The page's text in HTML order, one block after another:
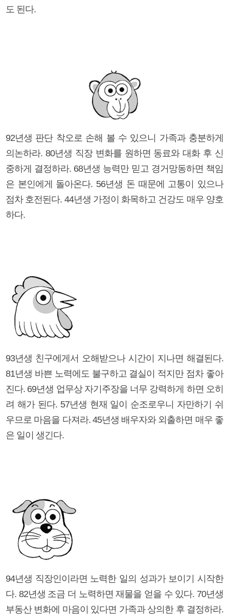
도 된다.
92년생 판단 착오로 손해 볼 수 있으니 가족과 충분하게
의논하라. 80년생 직장 변화를 원하면 동료와 대화 후 신
중하게 결정하라. 68년생 능력만 믿고 경거망동하면 책임
은 본인에게 돌아온다. 56년생 돈 때문에 고통이 있으나
점차 호전된다. 44년생 가정이 화목하고 건강도 매우 양호
하다.
93년생 친구에게서 오해받으나 시간이 지나면 해결된다.
81년생 바쁜 노력에도 불구하고 결실이 적지만 점차 좋아
진다. 69년생 업무상 자기주장을 너무 강력하게 하면 오히
려 해가 된다. 57년생 현재 일이 순조로우니 자만하기 쉬
우므로 마음을 다져라. 45년생 배우자와 외출하면 매우 좋
은 일이 생긴다.
94년생 직장인이라면 노력한 일의 성과가 보이기 시작한
다. 82년생 조금 더 노력하면 재물을 얻을 수 있다. 70년생
부동산 변화에 마음이 있다면 가족과 상의한 후 결정하라.